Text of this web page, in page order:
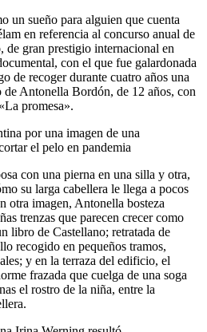
un sueño para alguien que cuenta
en referencia al concurso anual de
de gran prestigio internacional en
con el que fue galardonada
de recoger durante cuatro años una
de Antonella Bordón, de 12 años, con
promesa».
con una pierna en una silla y otra,
su larga cabellera le llega a pocos
otra imagen, Antonella bosteza
trenzas que parecen crecer como
libro de Castellano; retratada de
recogido en pequeños tramos,
y en la terraza del edificio, el
frazada que cuelga de una soga
el rostro de la niña, entre la